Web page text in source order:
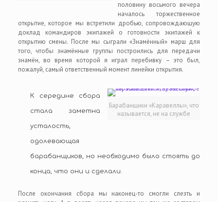
половину восьмого вечера
началось торжественное
открытие, которое мы встретили дробью, сопровождающую
доклад командиров экипажей о готовности экипажей к
открытию смены. После мы сыграли «Знамённый» марш для
того, чтобы знамённые группы построились для передачи
знамён, во время которой я играл перебивку – это был,
пожалуй, самый ответственный момент линейки открытия.
Барабанщики «Каравеллы», что
называется, не на службе
К середине сбора
стала заметна
усталость,
одолевающая
барабанщиков, но необходимо было стоять до
конца, что они и сделали.
После окончания сбора мы наконец-то смогли слезть и